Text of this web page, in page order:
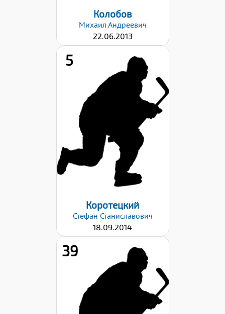
Колобов
Михаил Андреевич
22.06.2013
5
Рост:
Правый
Дата заявки:
03.03.2026
Коротецкий
Стефан Станиславович
18.09.2014
39
Рост: